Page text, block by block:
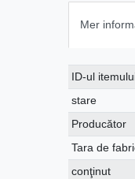
Mer
ID-ul
stare
Producător
Tara de
conţinut